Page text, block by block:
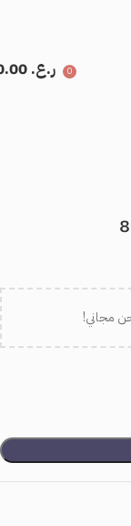
0 ر.ع.
مجاني!